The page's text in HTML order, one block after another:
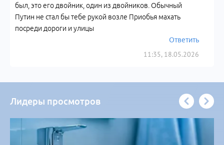
11:35, 18.05.2026
был, это его двойник, один из двойников. Обычный
Путин не стал бы тебе рукой возле Приобья махать
посреди дороги и улицы
Ответить
Лидеры просмотров